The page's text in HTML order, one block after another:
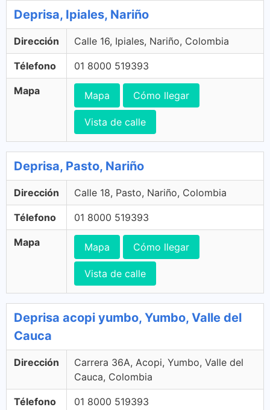
Deprisa, Ipiales, Nariño
Dirección Calle 16, Ipiales, Nariño, Colombia
Télefono 01 8000 519393
Mapa Mapa Cómo llegar
Vista de calle
Deprisa, Pasto, Nariño
Dirección Calle 18, Pasto, Nariño, Colombia
Télefono 01 8000 519393
Mapa Mapa Cómo llegar
Vista de calle
Deprisa acopi yumbo, Yumbo, Valle del
Cauca
Dirección
Carrera 36A, Acopi, Yumbo, Valle del
Cauca, Colombia
Télefono 01 8000 519393